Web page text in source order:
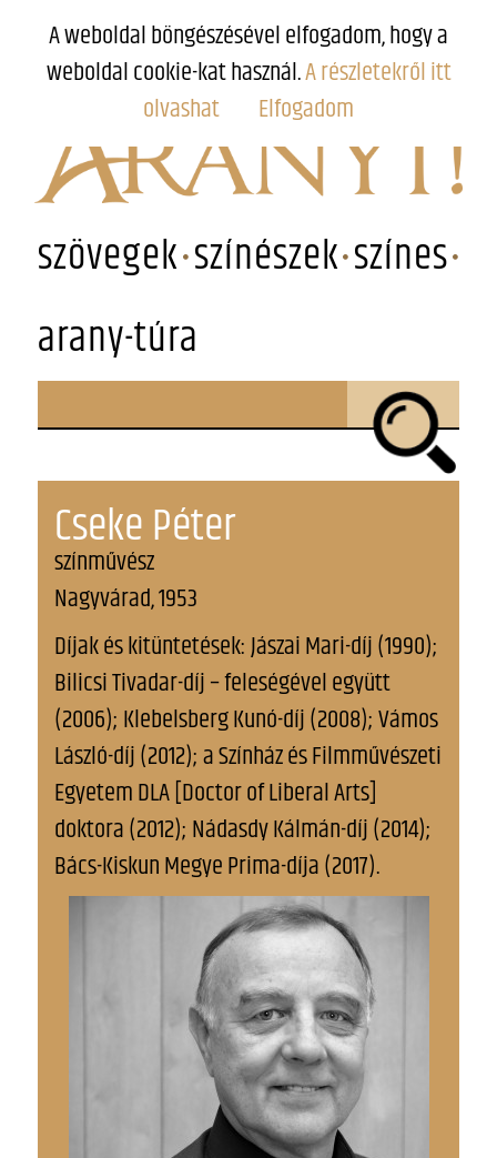
szövegek színészek színes
arany-túra
Cseke Péter
színművész
Nagyvárad, 1953
Díjak és kitüntetések: Jászai Mari-díj (1990);
Bilicsi Tivadar-díj – feleségével együtt
(2006); Klebelsberg Kunó-díj (2008); Vámos
László-díj (2012); a Színház és Filmművészeti
Egyetem DLA [Doctor of Liberal Arts]
doktora (2012); Nádasdy Kálmán-díj (2014);
Bács-Kiskun Megye Prima-díja (2017).
A weboldal böngészésével elfogadom, hogy a
weboldal cookie-kat használ.A részletekről itt
olvashat
Elfogadom